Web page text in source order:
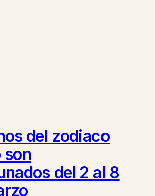
del zodiaco
son
del 2 al 8